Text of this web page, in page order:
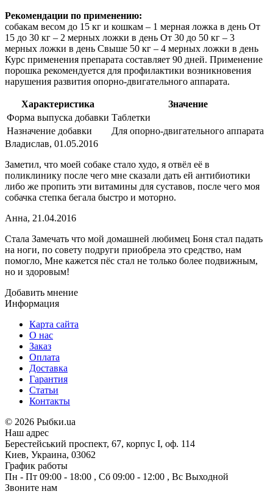
Рекомендации по применению:
собакам весом до 15 кг и кошкам – 1 мерная ложка в день От
15 до 30 кг – 2 мерных ложки в день От 30 до 50 кг – 3
мерных ложки в день Свыше 50 кг – 4 мерных ложки в день
Курс применения препарата составляет 90 дней. Применение
порошка рекомендуется для профилактики возникновения
нарушения развития опорно-двигательного аппарата.
Характеристика
Значение
Форма выпуска добавки Таблетки
Назначение добавки
Для опорно-двигательного аппарата
Владислав, 01.05.2016
Заметил, что моей собаке стало худо, я отвёл её в
поликлинику после чего мне сказали дать ей антибиотики
либо же пропить эти витамины для суставов, после чего моя
собачка степка бегала быстро и моторно.
Анна, 21.04.2016
Стала Замечать что мой домашней любимец Боня стал падать
на ноги, по совету подруги приобрела это средство, нам
помогло, Мне кажется пёс стал не только более подвижным,
но и здоровым!
Добавить мнение
Информация
Карта сайта
О нас
Заказ
Оплата
Доставка
Гарантия
Статьи
Контакты
© 2026 Рыбки.ua
Наш адрес
Берестейський проспект, 67, корпус I, оф. 114
Киев, Украина, 03062
График работы
Пн - Пт 09:00 - 18:00 , Сб 09:00 - 12:00 , Вс Выходной
Звоните нам